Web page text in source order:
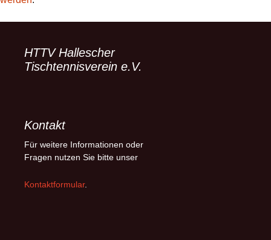
HTTV Hallescher
Tischtennisverein e.V.
Kontakt
Für weitere Informationen oder
Fragen nutzen Sie bitte unser
Kontaktformular.